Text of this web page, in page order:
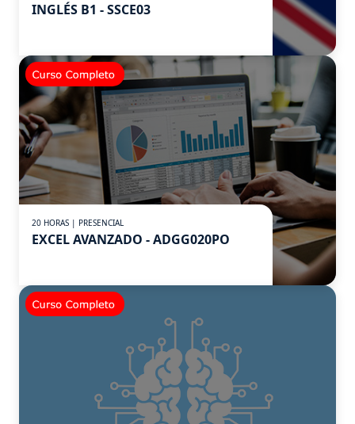
INGLÉS B1 - SSCE03
20 HORAS | PRESENCIAL
EXCEL AVANZADO - ADGG020PO